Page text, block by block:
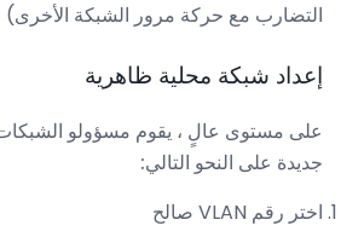
التضارب مع حركة مرور الشبكة الأخرى)
إعداد شبكة محلية ظاهرية
جديدة على النحو التالي:
اختر رقم VLAN صالح